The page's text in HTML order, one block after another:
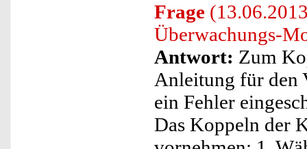
Frage
Überwachungs-
Antwort: Zum
Anleitung für den
ein Fehler
Das Koppeln der